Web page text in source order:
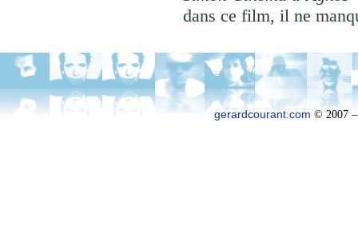
dans ce film, il ne
gerardcourant.com © 2007